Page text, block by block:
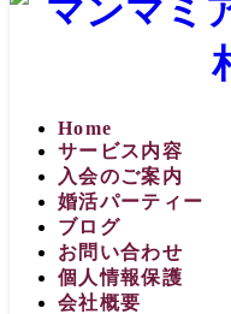
Home
サービス内容
入会のご案内
婚活パーティー
ブログ
お問い合わせ
個人情報保護
会社概要